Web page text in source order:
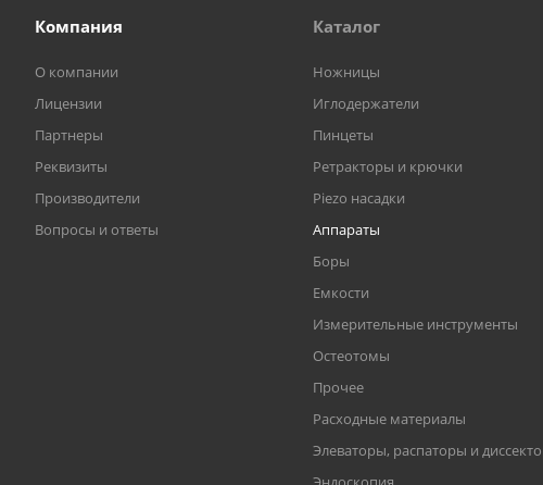
Компания
О компании
Лицензии
Партнеры
Реквизиты
Производители
Вопросы и ответы
Каталог
Ножницы
Иглодержатели
Пинцеты
Ретракторы и крючки
Piezo насадки
Аппараты
Боры
Емкости
Измерительные инструменты
Остеотомы
Прочее
Расходные материалы
Элеваторы, распаторы и